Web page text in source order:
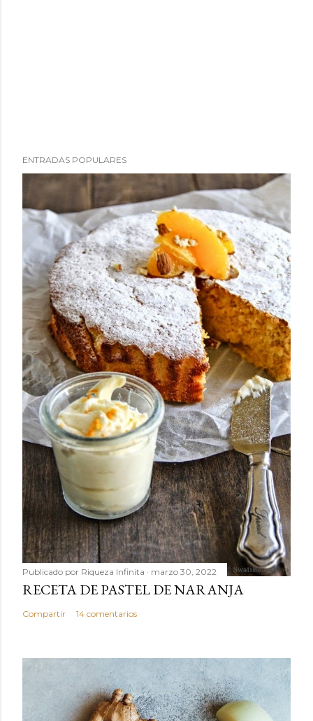
ENTRADAS POPULARES
Publicado por Riqueza Infinita marzo 30, 2022
RECETA DE PASTEL DE NARANJA
Compartir 14 comentarios